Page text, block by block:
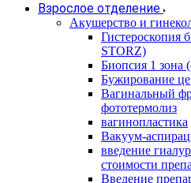
Взрослое отделение
Акушерство и
Гистероскопия
STORZ)
Биопсия 1 зона
Бужирование
Вагинальный
фототермолиз
вагинопластика
Вакуум-
введение
стоимости
Введение